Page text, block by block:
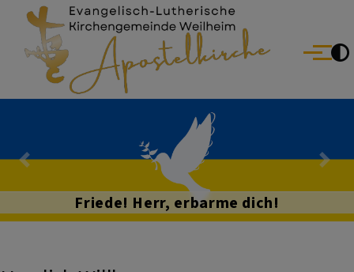
Direkt zum Inhalt
Evang.-Luth. Kirchengemeinde Weilheim
Menü
Friede! Herr, erbarme dich!
Previous Next